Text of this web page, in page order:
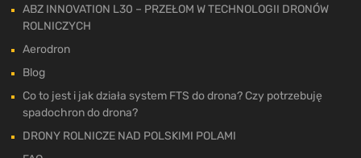
ABZ INNOVATION L30 – PRZEŁOM W TECHNOLOGII DRONÓW
ROLNICZYCH
Aerodron
Blog
Co to jest i jak działa system FTS do drona? Czy potrzebuję
spadochron do drona?
DRONY ROLNICZE NAD POLSKIMI POLAMI